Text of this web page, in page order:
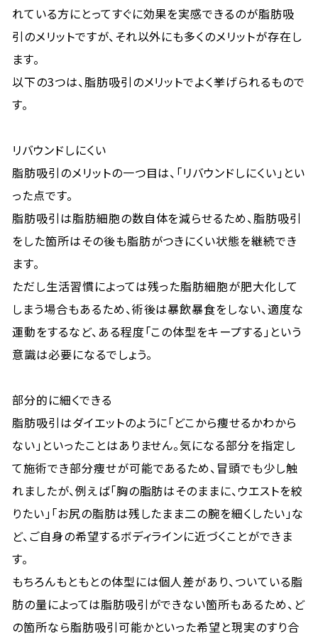
れている方にとってすぐに効果を実感できるのが脂肪吸
引のメリットですが、それ以外にも多くのメリットが存在し
ます。
以下の3つは、脂肪吸引のメリットでよく挙げられるもので
す。
リバウンドしにくい
脂肪吸引のメリットの一つ目は、「リバウンドしにくい」とい
った点です。
脂肪吸引は脂肪細胞の数自体を減らせるため、脂肪吸引
をした箇所はその後も脂肪がつきにくい状態を継続でき
ます。
ただし生活習慣によっては残った脂肪細胞が肥大化して
しまう場合もあるため、術後は暴飲暴食をしない、適度な
運動をするなど、ある程度「この体型をキープする」という
意識は必要になるでしょう。
部分的に細くできる
脂肪吸引はダイエットのように「どこから痩せるかわから
ない」といったことはありません。気になる部分を指定し
て施術でき部分痩せが可能であるため、冒頭でも少し触
れましたが、例えば「胸の脂肪はそのままに、ウエストを絞
りたい」「お尻の脂肪は残したまま二の腕を細くしたい」な
ど、ご自身の希望するボディラインに近づくことができま
す。
もちろんもともとの体型には個人差があり、ついている脂
肪の量によっては脂肪吸引ができない箇所もあるため、ど
の箇所なら脂肪吸引可能かといった希望と現実のすり合